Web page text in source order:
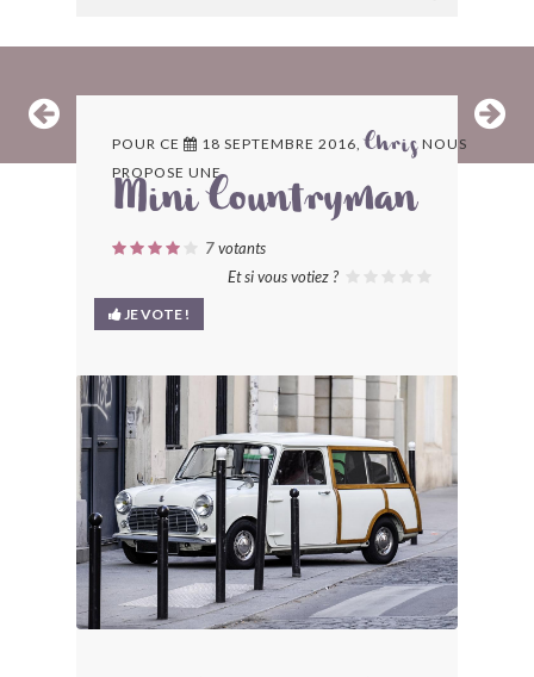
ARCHIVES
LES CONTRIBUTEURS
LE BLOG
BONJOURLAVIEILLE ?
MODÈLES ET MARQUES
COMMENT FONCTIONNE BLV ?
POUR CE 18 SEPTEMBRE 2016,Chris NOUS
PROPOSE UNE
Mini Countryman
7votants
Et si vous votiez ?
JE VOTE !